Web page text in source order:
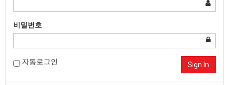
비밀번호
자동로그인 Sign In